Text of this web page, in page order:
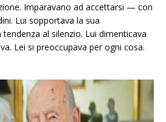
Imparavano ad accettarsi — con
Lui sopportava la sua
al silenzio. Lui dimenticava
Lei si preoccupava per ogni cosa.